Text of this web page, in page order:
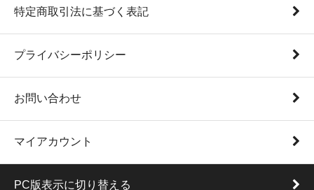
特定商取引法に基づく表記
プライバシーポリシー
お問い合わせ
マイアカウント
PC版表示に切り替える